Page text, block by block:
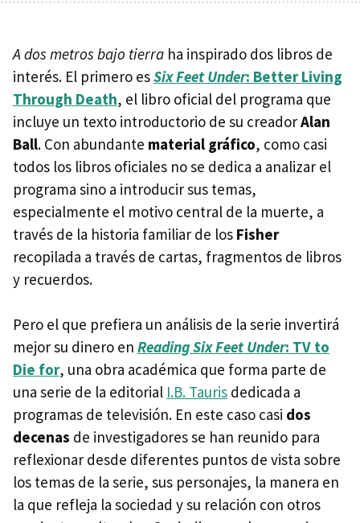
A dos metros bajo tierra ha inspirado dos libros de
interés. El primero esSix Feet Under: Better Living
Through Death, el libro oficial del programa que
incluye un texto introductorio de su creadorAlan
Ball. Con abundante material gráfico, como casi
todos los libros oficiales no se dedica a analizar el
programa sino a introducir sus temas,
especialmente el motivo central de la muerte, a
través de la historia familiar de los Fisher
recopilada a través de cartas, fragmentos de libros
y recuerdos.
Pero el que prefiera un análisis de la serie invertirá
mejor su dinero en Reading Six Feet Under: TV to
Die for, una obra académica que forma parte de
una serie de la editorial I.B. Tauris dedicada a
programas de televisión. En este caso casi dos
decenas de investigadores se han reunido para
reflexionar desde diferentes puntos de vista sobre
los temas de la serie, sus personajes, la manera en
la que refleja la sociedad y su relación con otros